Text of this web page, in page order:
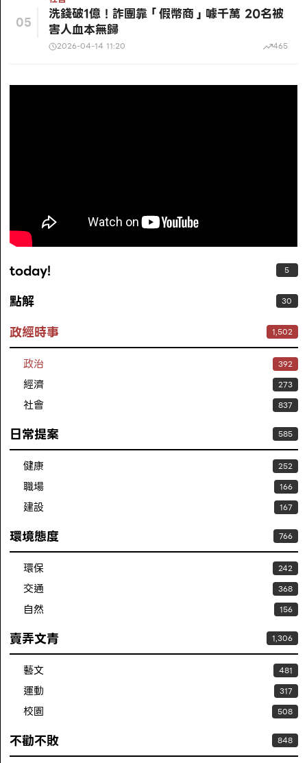
05
洗錢破1億！詐團靠「假幣商」噱千萬 20名被
害人血本無歸
2026-04-14 11:20 465
today! 5
點解 30
政經時事 1,502
政治 392
經濟 273
社會 837
日常提案 585
健康 252
職場 166
建設 167
環境態度 766
環保 242
交通 368
自然 156
賣弄文青 1,306
藝文 481
運動 317
校園 508
不勸不敗 848